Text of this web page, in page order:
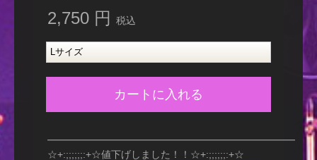
2,750 円税込
カートに入れる
━━━━━━━━━━━━━━━━━━━━━━━━━
☆+:;;;;;;:+☆値下げしました！！☆+:;;;;;;:+☆